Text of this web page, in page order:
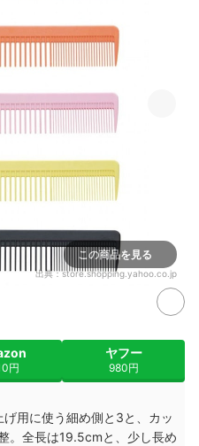
この商品を見る
出典：store.shopping.yahoo.co.jp
円
ヤフー
980円
用に使う細め側と3と、カッ
。全長は19.5cmと、少し長め